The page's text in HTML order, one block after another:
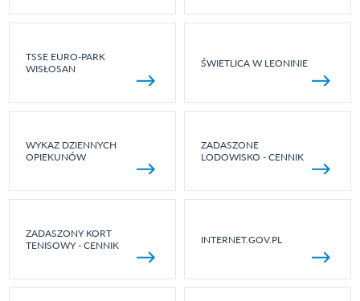
TSSE EURO-PARK
WISŁOSAN
ŚWIETLICA W LEONINIE
WYKAZ DZIENNYCH
OPIEKUNÓW
ZADASZONE
LODOWISKO - CENNIK
ZADASZONY KORT
TENISOWY - CENNIK
INTERNET.GOV.PL